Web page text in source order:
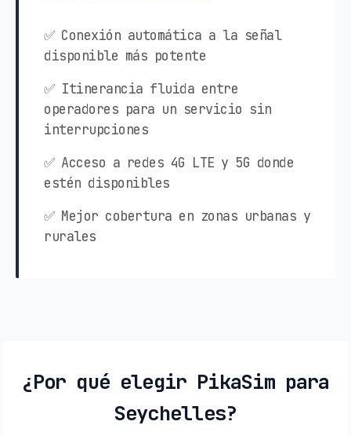
✅ Conexión automática a la señal
disponible más potente
✅ Itinerancia fluida entre
operadores para un servicio sin
interrupciones
✅ Acceso a redes 4G LTE y 5G donde
estén disponibles
✅ Mejor cobertura en zonas urbanas y
rurales
¿Por qué elegir PikaSim para
Seychelles?